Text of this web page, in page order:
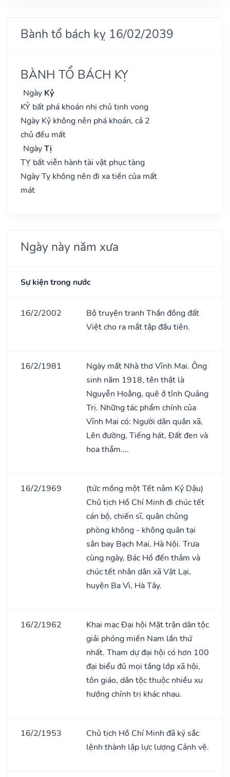
Bành tổ bách kỵ 16/02/2039
BÀNH TỔ BÁCH KỴ
Ngày Kỷ
KỶ bất phá khoán nhị chủ tịnh vong
Ngày Kỷ không nên phá khoán, cả 2
chủ đều mất
NgàyTị
TỴ bất viễn hành tài vật phục tàng
Ngày Tỵ không nên đi xa tiền của mất
mát
Ngày này năm xưa
Sự kiện trong nước
16/2/2002
Bộ truyện tranh Thần đồng đất
Việt cho ra mắt tập đầu tiên.
16/2/1981
Ngày mất Nhà thơ Vĩnh Mai. Ông
sinh năm 1918, tên thật là
Nguyễn Hoằng, quê ở tỉnh Quảng
Trị. Những tác phẩm chính của
Vĩnh Mai có: Người dân quân xã,
Lên đường, Tiếng hát, Đất đen và
hoa thắm....
16/2/1969
(tức mồng một Tết nǎm Kỷ Dậu)
Chủ tịch Hồ Chí Minh đi chúc tết
cán bộ, chiến sĩ, quân chủng
phòng không - không quân tại
sân bay Bạch Mai, Hà Nội. Trưa
cùng ngày, Bác Hồ đến thǎm và
chúc tết nhân dân xã Vật Lại,
huyện Ba Vì, Hà Tây.
16/2/1962
Khai mạc Đại hội Mặt trận dân tộc
giải phóng miền Nam lần thứ
nhất. Tham dự đại hội có hơn 100
đại biểu đủ mọi tầng lớp xã hội,
tôn giáo, dân tộc thuộc nhiều xu
hướng chính trị khác nhau.
16/2/1953
Chủ tịch Hồ Chí Minh đã ký sắc
lệnh thành lập lực lượng Cảnh vệ.